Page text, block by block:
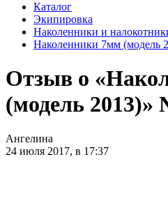
Каталог
Экипировка
Наколенники и
Наколенники 7мм (модель
Отзыв о
(модель 2013)»
Ангелина
24 июля 2017, в 17:37